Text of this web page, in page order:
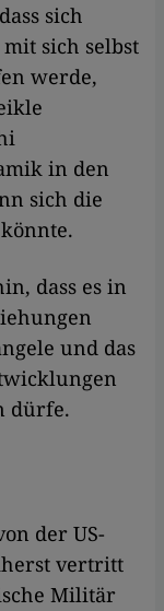
sich
sich selbst
werde,
in den
sich die
dass es in
und das
dürfe.
der US-
vertritt
Militär